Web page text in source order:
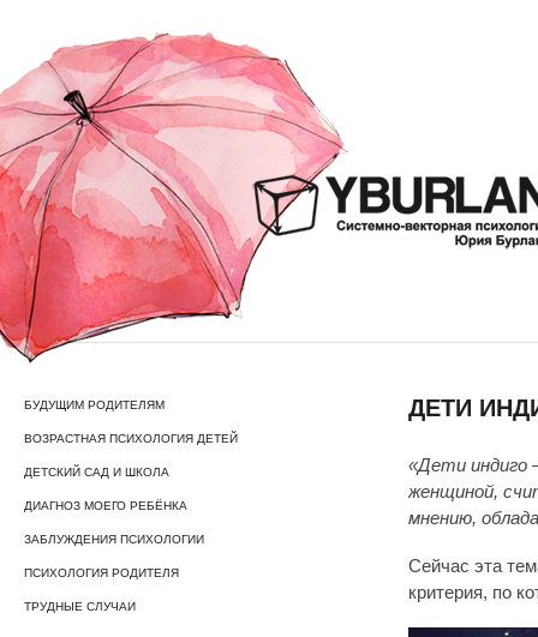
БУДУЩИМ РОДИТЕЛЯМ
ВОЗРАСТНАЯ ПСИХОЛОГИЯ ДЕТЕЙ
ДЕТСКИЙ САД И ШКОЛА
ДИАГНОЗ МОЕГО РЕБЁНКА
ЗАБЛУЖДЕНИЯ ПСИХОЛОГИИ
ПСИХОЛОГИЯ РОДИТЕЛЯ
ТРУДНЫЕ СЛУЧАИ
ДЕТИ
«Дети индиго
женщиной,
мнению,
Сейчас эта
критерия, по